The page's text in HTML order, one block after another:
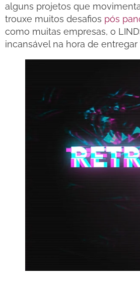
alguns projetos que
trouxe muitos desafios pós
como muitas empresas, o
incansável na hora de